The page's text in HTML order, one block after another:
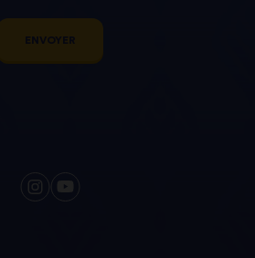
ENVOYER